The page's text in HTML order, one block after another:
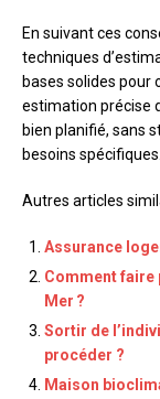
En suivant ces
techniques
bases solides pour
estimation précise
bien planifié, sans
besoins spécifiques.
Autres articles
Assurance
Comment faire
Mer ?
Sortir de
procéder ?
Maison